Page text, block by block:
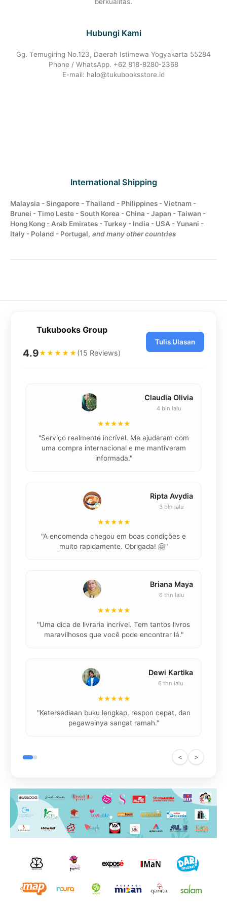
Hubungi Kami
Gg. Temugiring No.123, Daerah Istimewa Yogyakarta 55284
Phone / WhatsApp. +62 818-8280-2368
E-mail: halo@tukubooksstore.id
International Shipping
Malaysia - Singapore - Thailand - Philippines - Vietnam -
Brunei - Timo Leste - South Korea - China - Japan - Taiwan -
Hong Kong - Arab Emirates - Turkey - India - USA - Yunani -
Italy - Poland - Portugal, and many other countries
Tukubooks Group
4.9★★★★★(15 Reviews)
Tulis Ulasan
Claudia Olivia
4 bln lalu
★★★★★
"Serviço realmente incrível. Me ajudaram com
uma compra internacional e me mantiveram
informada."
Ripta Avydia
3 bln lalu
★★★★★
"A encomenda chegou em boas condições e
muito rapidamente. Obrigada! 🤗"
Briana Maya
6 thn lalu
★★★★★
"Uma dica de livraria incrível. Tem tantos livros
maravilhosos que você pode encontrar lá."
Dewi Kartika
6 thn lalu
★★★★★
"Ketersediaan buku lengkap, respon cepat, dan
pegawainya sangat ramah."
< >